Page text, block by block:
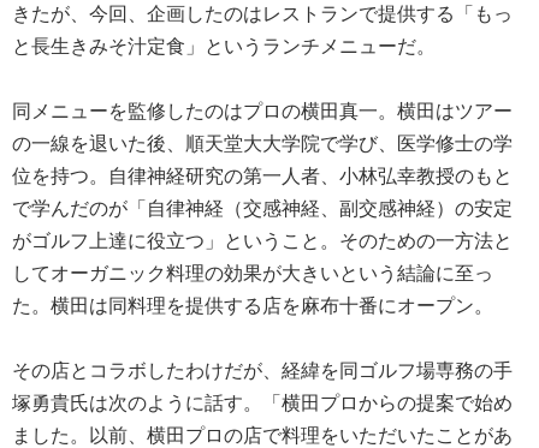
きたが、今回、企画したのはレストランで提供する「もっ
と長生きみそ汁定食」というランチメニューだ。
同メニューを監修したのはプロの横田真一。横田はツアー
の一線を退いた後、順天堂大大学院で学び、医学修士の学
位を持つ。自律神経研究の第一人者、小林弘幸教授のもと
で学んだのが「自律神経（交感神経、副交感神経）の安定
がゴルフ上達に役立つ」ということ。そのための一方法と
してオーガニック料理の効果が大きいという結論に至っ
た。横田は同料理を提供する店を麻布十番にオープン。
その店とコラボしたわけだが、経緯を同ゴルフ場専務の手
塚勇貴氏は次のように話す。「横田プロからの提案で始め
ました。以前、横田プロの店で料理をいただいたことがあ